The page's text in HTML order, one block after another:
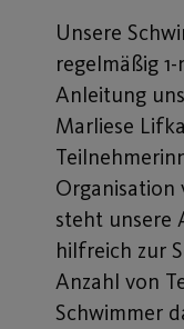
Unsere
regelmäßig
Anleitung
Marliese
Organisation
steht unsere
hilfreich zur
Anzahl von
Schwimmer